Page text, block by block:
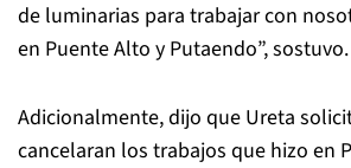
de luminarias para trabajar con
en Puente Alto y Putaendo”, sostuvo.
Adicionalmente, dijo que Ureta
cancelaran los trabajos que hizo en